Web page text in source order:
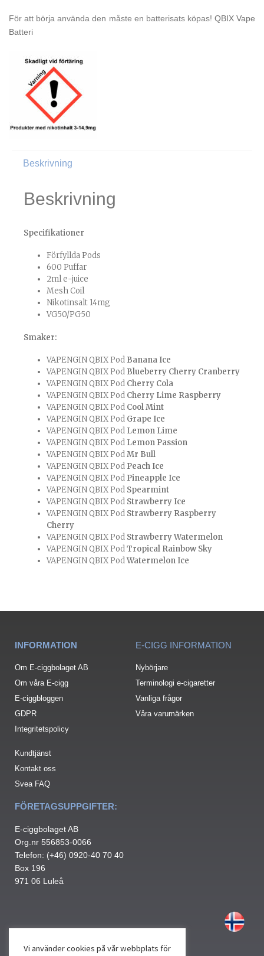
För att börja använda den måste en batterisats köpas! QBIX Vape
Batteri
Beskrivning
Beskrivning
Specifikationer
Förfyllda Pods
600 Puffar
2ml e-juice
Mesh Coil
Nikotinsalt 14mg
VG50/PG50
Smaker:
VAPENGIN QBIX Pod Banana Ice
VAPENGIN QBIX Pod Blueberry Cherry Cranberry
VAPENGIN QBIX Pod Cherry Cola
VAPENGIN QBIX Pod Cherry Lime Raspberry
VAPENGIN QBIX Pod Cool Mint
VAPENGIN QBIX Pod Grape Ice
VAPENGIN QBIX Pod Lemon Lime
VAPENGIN QBIX Pod Lemon Passion
VAPENGIN QBIX PodMr Bull
VAPENGIN QBIX Pod Peach Ice
VAPENGIN QBIX Pod Pineapple Ice
VAPENGIN QBIX Pod Spearmint
VAPENGIN QBIX Pod Strawberry Ice
VAPENGIN QBIX Pod Strawberry Raspberry
Cherry
VAPENGIN QBIX Pod Strawberry Watermelon
VAPENGIN QBIX PodTropical Rainbow Sky
VAPENGIN QBIX PodWatermelon Ice
INFORMATION
Om E-ciggbolaget AB
Om våra E-cigg
E-ciggbloggen
GDPR
Integritetspolicy
Kundtjänst
Kontakt oss
Svea FAQ
E-CIGG INFORMATION
Nybörjare
Terminologi e-cigaretter
Vanliga frågor
Våra varumärken
FÖRETAGSUPPGIFTER:
E-ciggbolaget AB
Org.nr 556853-0066
Telefon: (+46) 0920-40 70 40
Box 196
971 06 Luleå
Vi använder cookies på vår webbplats för